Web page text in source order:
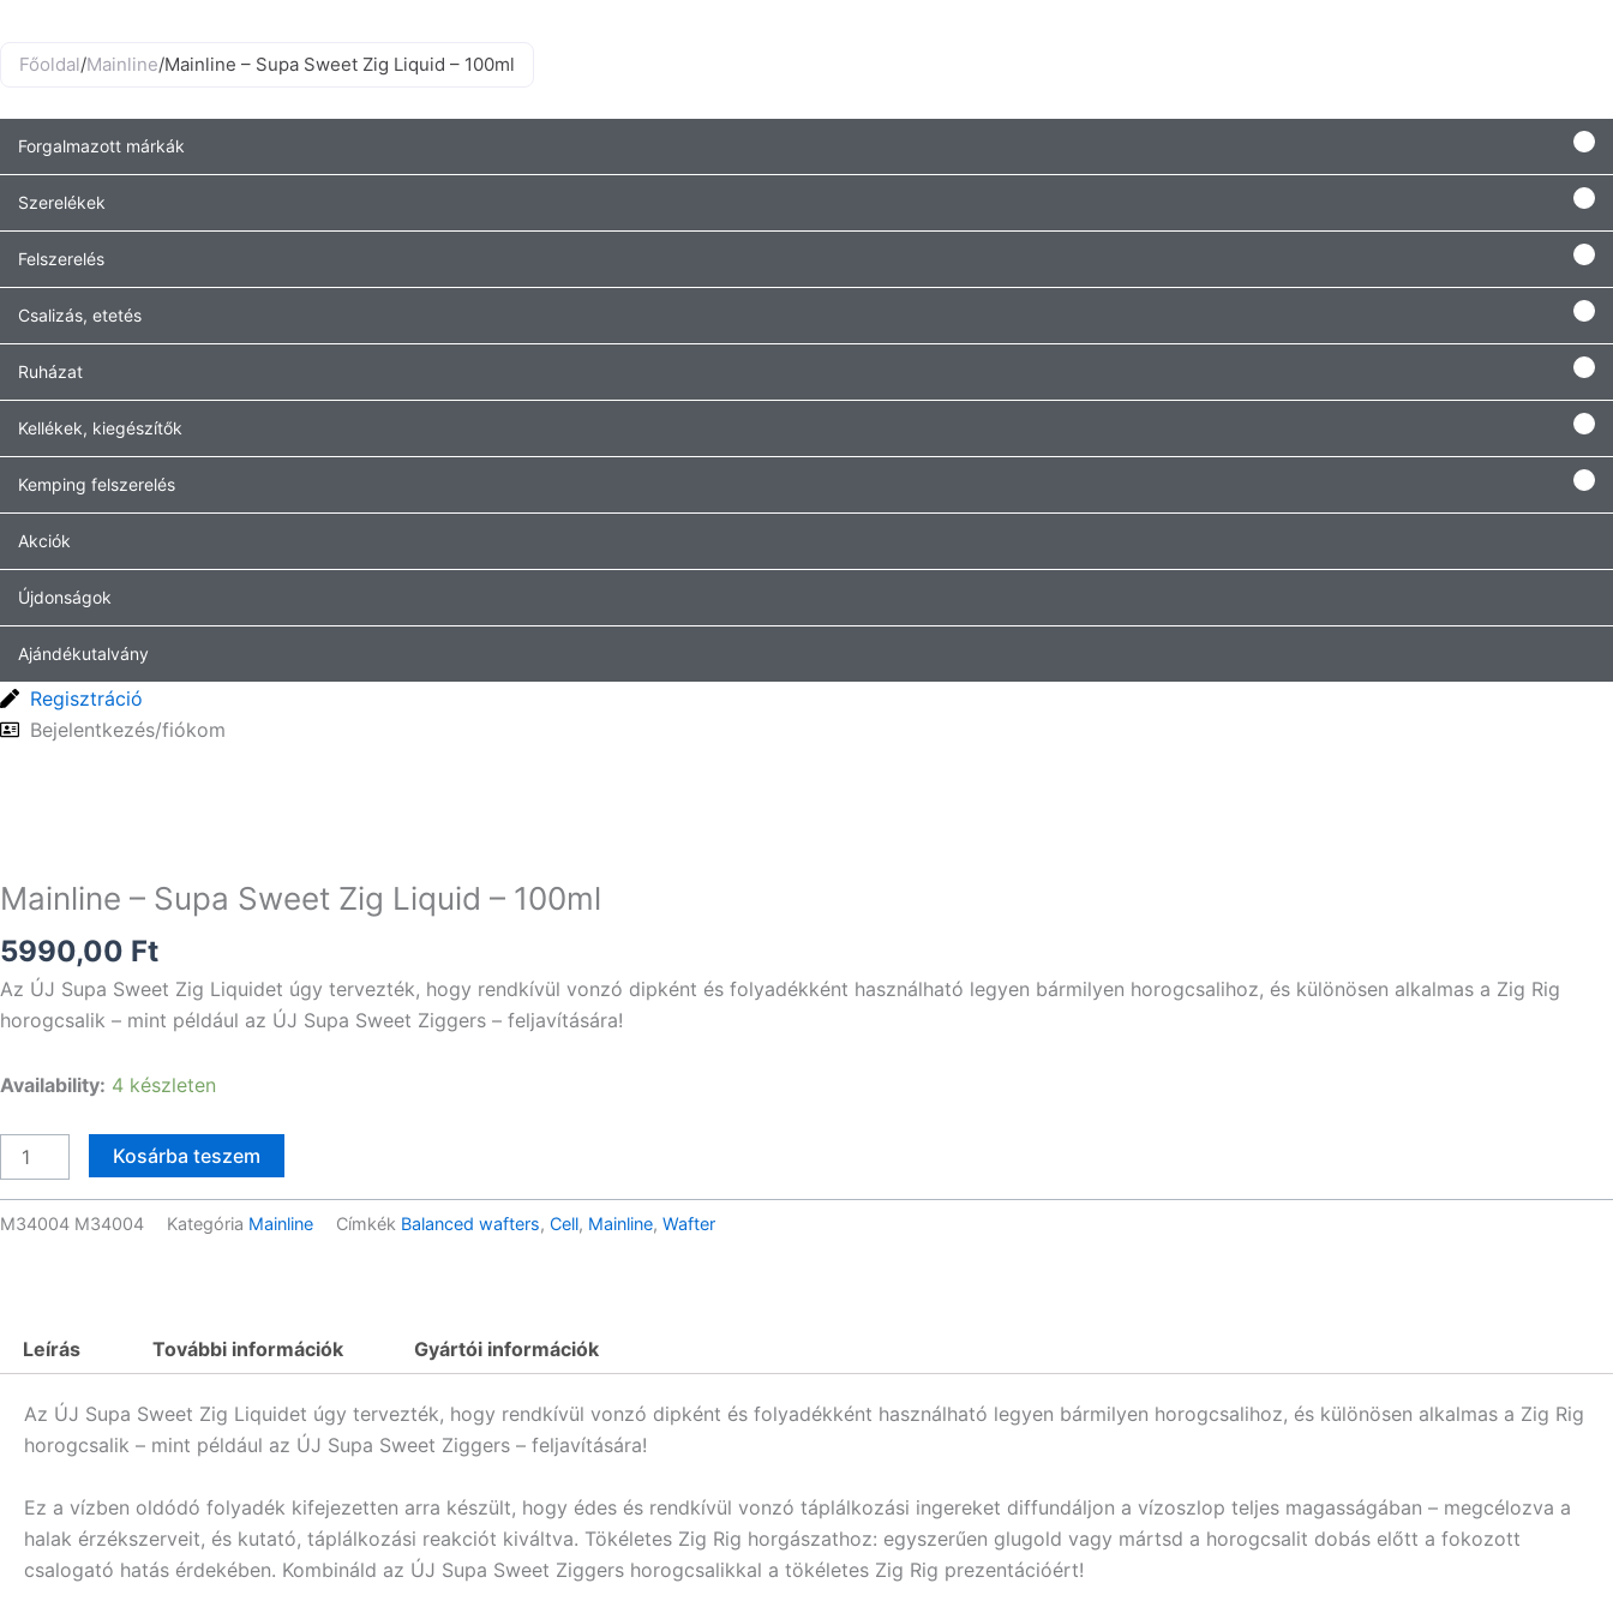
Főoldal/Mainline/Mainline – Supa Sweet Zig Liquid – 100ml
Forgalmazott márkák
Szerelékek
Felszerelés
Csalizás, etetés
Ruházat
Kellékek, kiegészítők
Kemping felszerelés
Akciók
Újdonságok
Ajándékutalvány
Regisztráció
Bejelentkezés/fiókom
Mainline – Supa Sweet Zig Liquid – 100ml
5990,00 Ft
Az ÚJ Supa Sweet Zig Liquidet úgy tervezték, hogy rendkívül vonzó dipként és folyadékként használható legyen bármilyen horogcsalihoz, és különösen alkalmas a Zig Rig
horogcsalik – mint például az ÚJ Supa Sweet Ziggers – feljavítására!
Availability: 4 készleten
Mainline
Supa
Sweet
Kosárba teszem
M34004 M34004 Kategória Mainline Címkék Balanced wafters, Cell, Mainline, Wafter
Leírás További információk Gyártói információk
Az ÚJ Supa Sweet Zig Liquidet úgy tervezték, hogy rendkívül vonzó dipként és folyadékként használható legyen bármilyen horogcsalihoz, és különösen alkalmas a Zig Rig
horogcsalik – mint például az ÚJ Supa Sweet Ziggers – feljavítására!
Ez a vízben oldódó folyadék kifejezetten arra készült, hogy édes és rendkívül vonzó táplálkozási ingereket diffundáljon a vízoszlop teljes magasságában – megcélozva a
halak érzékszerveit, és kutató, táplálkozási reakciót kiváltva. Tökéletes Zig Rig horgászathoz: egyszerűen glugold vagy mártsd a horogcsalit dobás előtt a fokozott
csalogató hatás érdekében. Kombináld az ÚJ Supa Sweet Ziggers horogcsalikkal a tökéletes Zig Rig prezentációért!